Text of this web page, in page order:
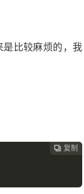
比较麻烦的，我
 复制